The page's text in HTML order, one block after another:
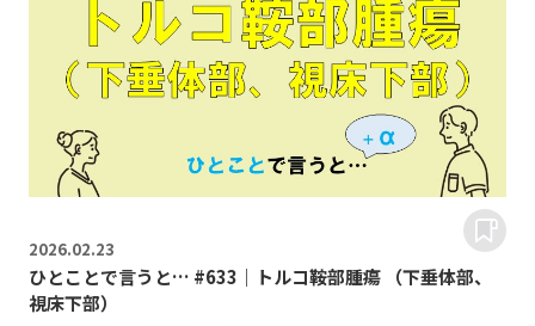
2026.02.23
ひとことで言うと… #633｜トルコ鞍部腫瘍 （下垂体部、
視床下部）